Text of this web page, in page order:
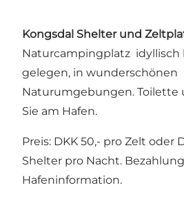
Kongsdal Shelter und
Naturcampingplatz idyllisch
gelegen, in wunderschönen
Naturumgebungen. Toilette
Sie am Hafen.
Preis: DKK 50,- pro Zelt oder
Shelter pro Nacht.
Hafeninformation.